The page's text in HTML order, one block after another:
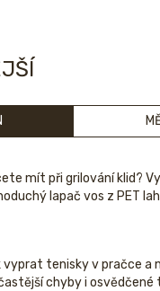
mít při grilování klid?
lapač vos z PET
vyprat tenisky v pračce a
chyby i osvědčené